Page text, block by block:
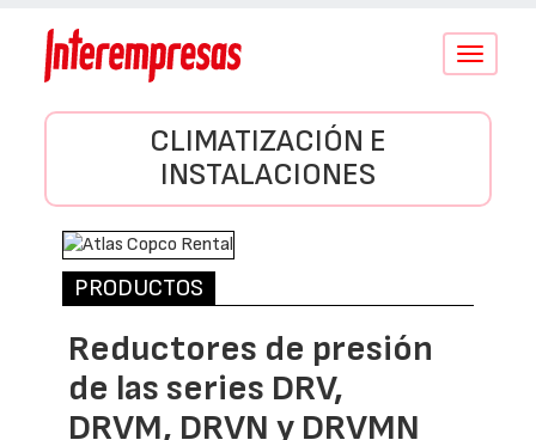
Conmutar
CLIMATIZACIÓN E
INSTALACIONES
PRODUCTOS
Reductores de presión
de las series DRV,
DRVM, DRVN y DRVMN